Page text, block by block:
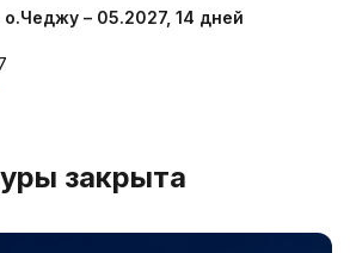
– 05.2027, 14 дней
закрыта